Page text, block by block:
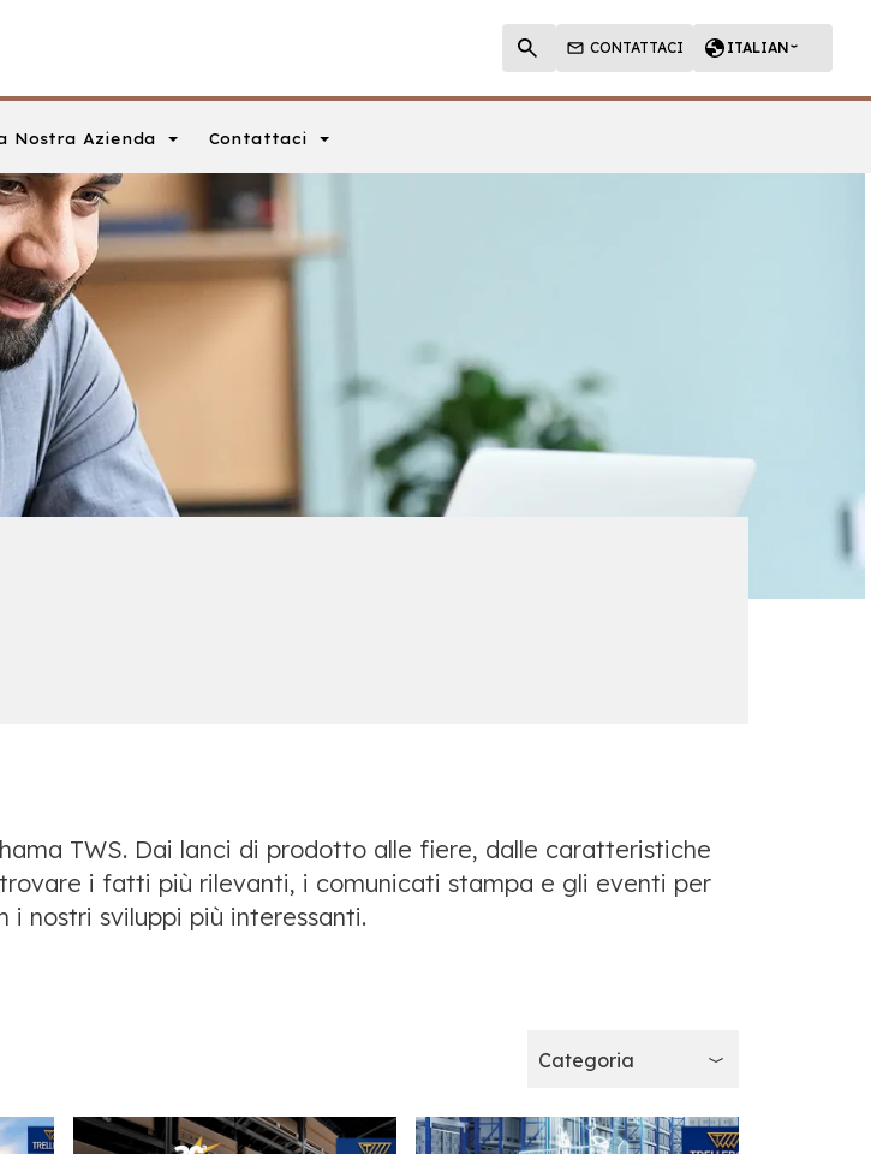
CONTATTACI ITALIAN
Nostra Azienda Contattaci
TWS. Dai lanci di prodotto alle fiere, dalle caratteristiche
i fatti più rilevanti, i comunicati stampa e gli eventi per
i nostri sviluppi più interessanti.
Categoria